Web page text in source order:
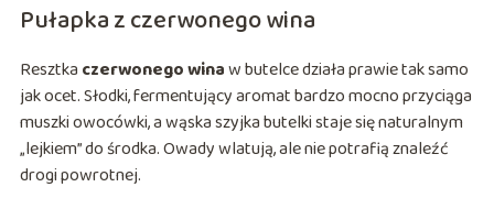
Pułapka z czerwonego wina
Resztka czerwonego winaw butelce działa prawie tak samo
jak ocet. Słodki, fermentujący aromat bardzo mocno przyciąga
muszki owocówki, a wąska szyjka butelki staje się naturalnym
„lejkiem” do środka. Owady wlatują, ale nie potrafią znaleźć
drogi powrotnej.